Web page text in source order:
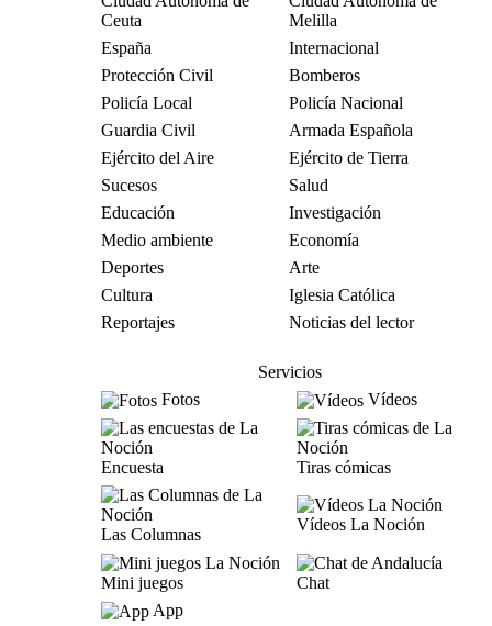
Ceuta
Melilla
España
Internacional
Protección Civil
Bomberos
Policía Local
Policía Nacional
Guardia Civil
Armada Española
Ejército del Aire
Ejército de Tierra
Sucesos
Salud
Educación
Investigación
Medio ambiente
Economía
Deportes
Arte
Cultura
Iglesia Católica
Reportajes
Noticias del lector
Servicios
Fotos
Vídeos
Encuesta Tiras cómicas
Las Columnas
Vídeos La Noción
Mini juegos
Chat
App